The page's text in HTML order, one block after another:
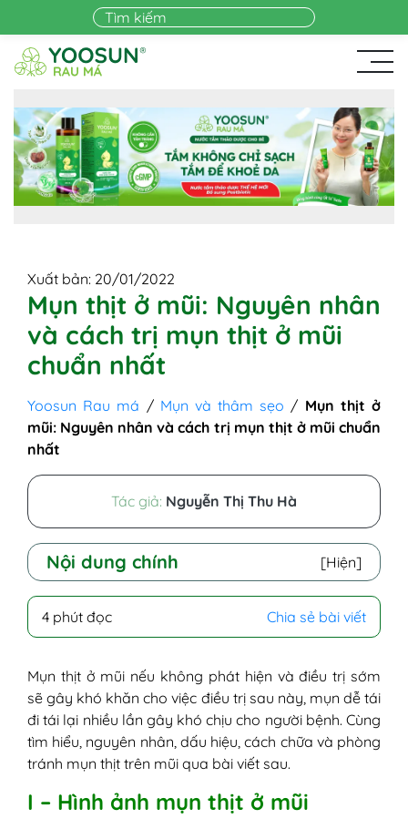
Skip to main content
Xuất bản: 20/01/2022
Mụn thịt ở mũi: Nguyên nhân
và cách trị mụn thịt ở mũi
chuẩn nhất
Yoosun Rau má / Mụn và thâm sẹo / Mụn thịt ở
mũi: Nguyên nhân và cách trị mụn thịt ở mũi chuẩn
nhất
Tác giả: Nguyễn Thị Thu Hà
Nội dung chính [Hiện]
II - Nguyên nhân mọc mụn thịt ở mũi
IV - Mụn thịt ở mũi có ảnh hưởng gì
không?
V - Cách trị mụn thịt ở mũi hiệu quả nhanh
chóng
VI - Cách phòng tránh mụn thịt trên mũi
4 phút đọc Chia sẻ bài viết
Mụn thịt ở mũi nếu không phát hiện và điều trị sớm
sẽ gây khó khăn cho việc điều trị sau này, mụn dễ tái
đi tái lại nhiều lần gây khó chịu cho người bệnh. Cùng
tìm hiểu, nguyên nhân, dấu hiệu, cách chữa và phòng
tránh mụn thịt trên mũi qua bài viết sau.
I – Hình ảnh mụn thịt ở mũi